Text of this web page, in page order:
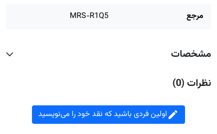
مرجع MRS-R1Q5
مشخصات
نظرات (0)
اولین فردی باشید که نقد خود را می‌نویسید